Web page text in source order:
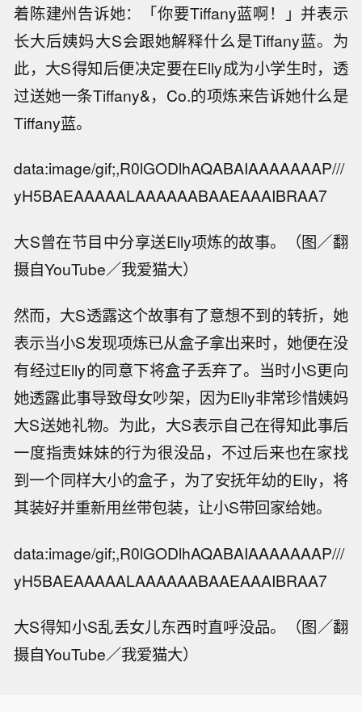
着陈建州告诉她：「你要Tiffany蓝啊！」并表示
长大后姨妈大S会跟她解释什么是Tiffany蓝。为
此，大S得知后便决定要在Elly成为小学生时，透
过送她一条Tiffany&，Co.的项炼来告诉她什么是
Tiffany蓝。
data:image/gif;,R0lGODlhAQABAIAAAAAAAP///
yH5BAEAAAAALAAAAAABAAEAAAIBRAA7
大S曾在节目中分享送Elly项炼的故事。（图／翻
摄自YouTube／我爱猫大）
然而，大S透露这个故事有了意想不到的转折，她
表示当小S发现项炼已从盒子拿出来时，她便在没
有经过Elly的同意下将盒子丢弃了。当时小S更向
她透露此事导致母女吵架，因为Elly非常珍惜姨妈
大S送她礼物。为此，大S表示自己在得知此事后
一度指责妹妹的行为很没品，不过后来也在家找
到一个同样大小的盒子，为了安抚年幼的Elly，将
其装好并重新用丝带包装，让小S带回家给她。
data:image/gif;,R0lGODlhAQABAIAAAAAAAP///
yH5BAEAAAAALAAAAAABAAEAAAIBRAA7
大S得知小S乱丢女儿东西时直呼没品。（图／翻
摄自YouTube／我爱猫大）